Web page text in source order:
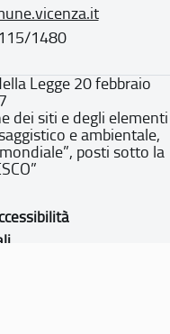
1480
Legge 20 febbraio
dei siti e degli elementi
e ambientale,
posti sotto la